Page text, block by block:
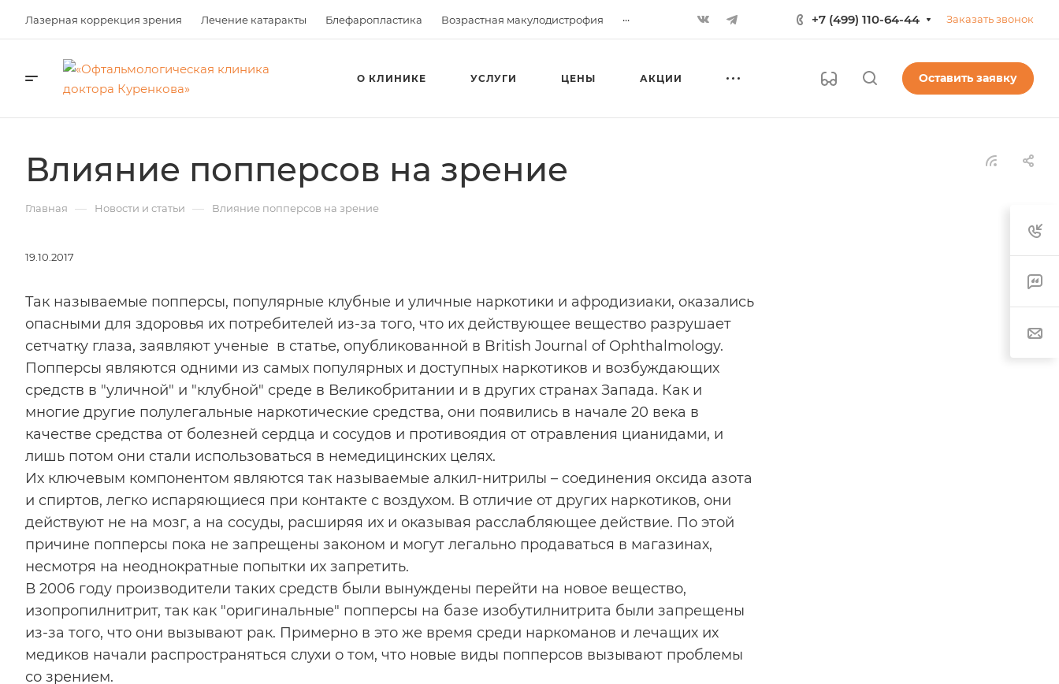
Лазерная коррекция зрения Лечение катаракты Блефаропластика Возрастная макулодистрофия ... +7 (499) 110-64-44 Заказать звонок
О КЛИНИКЕ УСЛУГИ ЦЕНЫ АКЦИИ Оставить заявку
Влияние попперсов на зрение
Главная — Новости и статьи — Влияние попперсов на зрение
19.10.2017
Так называемые попперсы, популярные клубные и уличные наркотики и афродизиаки, оказались
опасными для здоровья их потребителей из-за того, что их действующее вещество разрушает
сетчатку глаза, заявляют ученые в статье, опубликованной в British Journal of Ophthalmology.
Попперсы являются одними из самых популярных и доступных наркотиков и возбуждающих
средств в "уличной" и "клубной" среде в Великобритании и в других странах Запада. Как и
многие другие полулегальные наркотические средства, они появились в начале 20 века в
качестве средства от болезней сердца и сосудов и противоядия от отравления цианидами, и
лишь потом они стали использоваться в немедицинских целях.
Их ключевым компонентом являются так называемые алкил-нитрилы – соединения оксида азота
и спиртов, легко испаряющиеся при контакте с воздухом. В отличие от других наркотиков, они
действуют не на мозг, а на сосуды, расширяя их и оказывая расслабляющее действие. По этой
причине попперсы пока не запрещены законом и могут легально продаваться в магазинах,
несмотря на неоднократные попытки их запретить.
В 2006 году производители таких средств были вынуждены перейти на новое вещество,
изопропилнитрит, так как "оригинальные" попперсы на базе изобутилнитрита были запрещены
из-за того, что они вызывают рак. Примерно в это же время среди наркоманов и лечащих их
медиков начали распространяться слухи о том, что новые виды попперсов вызывают проблемы
со зрением.